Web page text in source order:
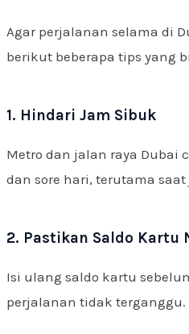
Agar perjalanan selama di
berikut beberapa tips yang
1. Hindari Jam Sibuk
Metro dan jalan raya Dubai
dan sore hari, terutama
2. Pastikan Saldo Kartu
Isi ulang saldo kartu
perjalanan tidak terganggu.